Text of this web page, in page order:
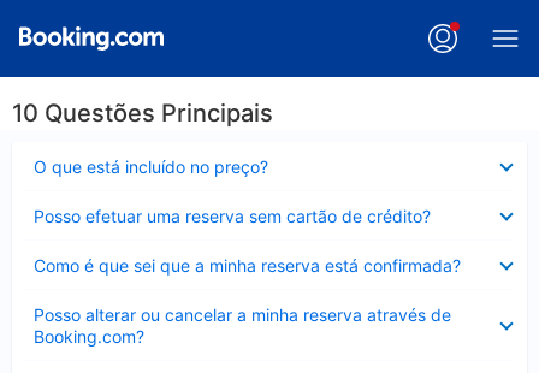
10 Questões Principais
O que está incluído no preço?
fechado
Posso efetuar uma reserva sem cartão de crédito?
fechado
Como é que sei que a minha reserva está confirmada?
fechado
Posso alterar ou cancelar a minha reserva através de
Booking.com?
fechado